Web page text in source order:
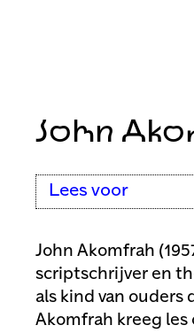
John
Lees voor
John Akomfrah
scriptschrijver en
als kind van
Akomfrah kreeg